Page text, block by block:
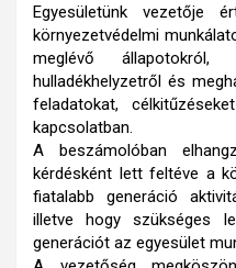
Egyesületünk vezetője
környezetvédelmi
meglévő
hulladékhelyzetről és
feladatokat,
kapcsolatban.
A beszámolóban
kérdésként lett feltéve a
fiatalabb generáció
illetve hogy szükséges
generációt az egyesület